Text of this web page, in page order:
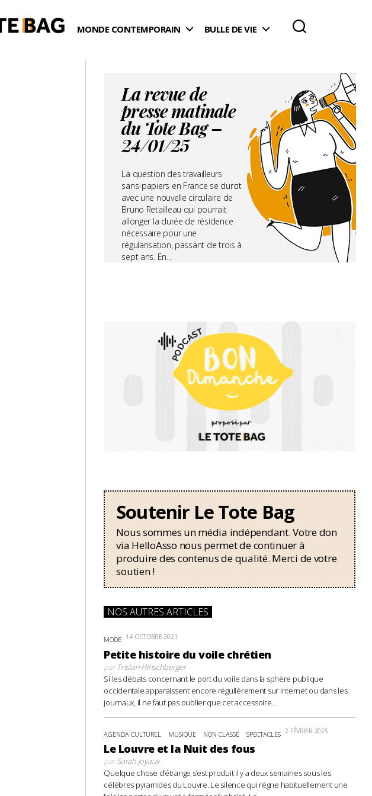
MONDE CONTEMPORAIN BULLE DE VIE
La revue de
presse matinale
du Tote Bag –
24/01/25
La question des travailleurs
sans-papiers en France se durcit
avec une nouvelle circulaire de
Bruno Retailleau qui pourrait
allonger la durée de résidence
nécessaire pour une
régularisation, passant de trois à
sept ans. En...
Soutenir Le Tote Bag
Nous sommes un média indépendant. Votre don
via HelloAsso nous permet de continuer à
produire des contenus de qualité. Merci de votre
soutien !
NOS AUTRES ARTICLES
MODE 14 OCTOBRE 2021
Petite histoire du voile chrétien
parTristan Hinschberger
Si les débats concernant le port du voile dans la sphère publique
occidentale apparaissent encore régulièrement sur internet ou dans les
journaux, il ne faut pas oublier que cet accessoire...
AGENDA CULTUREL MUSIQUE NON CLASSÉ SPECTACLES 2 FÉVRIER 2025
Le Louvre et la Nuit des fous
parSarah Joyaux
Quelque chose d’étrange s’est produit il y a deux semaines sous les
célèbres pyramides du Louvre. Le silence qui règne habituellement une